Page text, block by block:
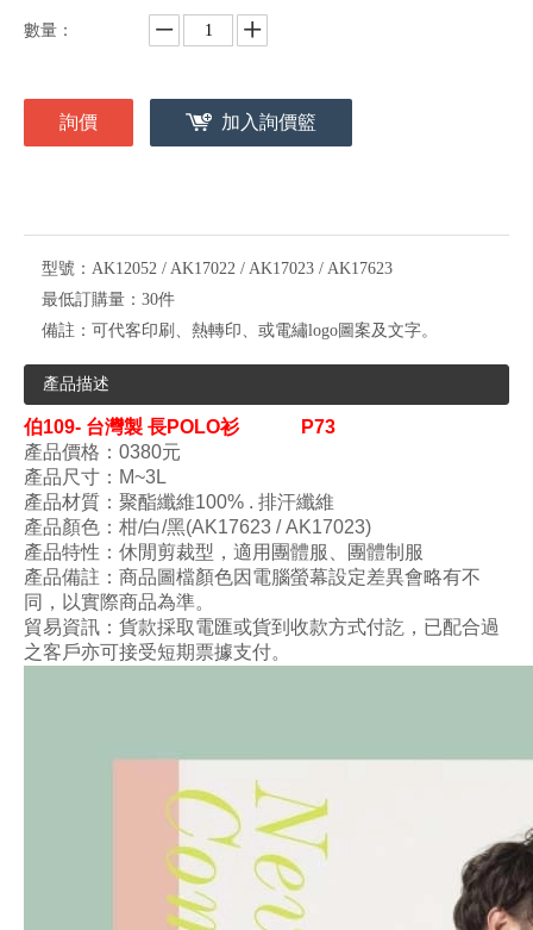
數量：
詢價 加入詢價籃
型號： AK12052 / AK17022 / AK17023 / AK17623
最低訂購量： 30件
備註： 可代客印刷、熱轉印、或電繡logo圖案及文字。
產品描述
伯109- 台灣製 長POLO衫
P73
產品價格：0380元
產品尺寸 ：M~3L
產品材質 ： 聚酯纖維100% . 排汗纖維
產品顏色 ：柑/白/黑(AK17623 /AK17023)
產品特性 ： 休閒剪裁型 ， 適用團體服、團體制服
產品備註：商品圖檔顏色因電腦螢幕設定差異會略有不
同，以實際商品為準。
貿易資訊：貨款採取電匯或貨到收款方式付訖，已配合過
之客戶亦可接受短期票據支付。